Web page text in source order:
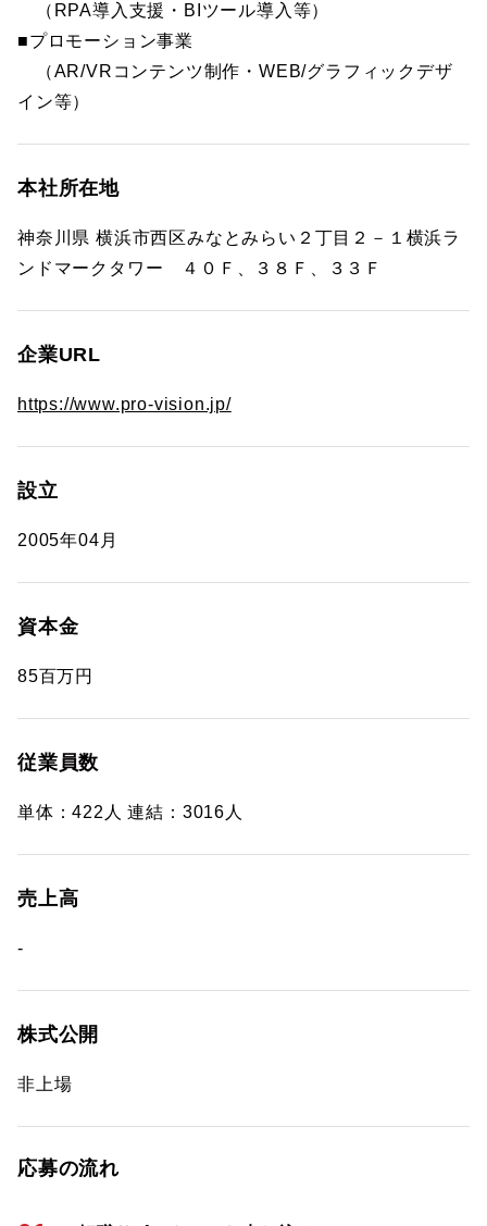
（RPA導入支援・BIツール導入等）
■プロモーション事業
（AR/VRコンテンツ制作・WEB/グラフィックデザ
イン等）
本社所在地
神奈川県 横浜市西区みなとみらい２丁目２－１横浜ラ
ンドマークタワー ４０Ｆ、３８Ｆ、３３Ｆ
企業URL
https://www.pro-vision.jp/
設立
2005年04月
資本金
85百万円
従業員数
単体：422人 連結：3016人
売上高
-
株式公開
非上場
応募の流れ